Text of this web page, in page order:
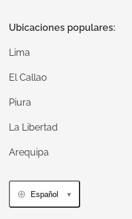
Ubicaciones populares:
Lima
El Callao
Piura
La Libertad
Arequipa
Español